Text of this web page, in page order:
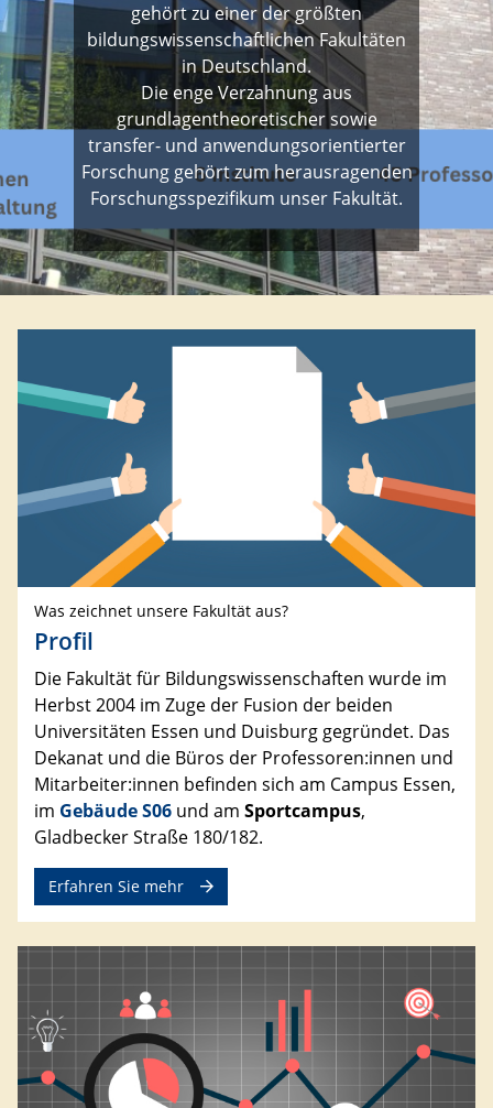
gehört zu einer der größten
bildungswissenschaftlichen Fakultäten
in Deutschland.
Die enge Verzahnung aus
grundlagentheoretischer sowie
transfer- und anwendungsorientierter
Forschung gehört zum herausragenden
Forschungsspezifikum unser Fakultät.
Was zeichnet unsere Fakultät aus?
Profil
Die Fakultät für Bildungswissenschaften wurde im
Herbst 2004 im Zuge der Fusion der beiden
Universitäten Essen und Duisburg gegründet. Das
Dekanat und die Büros der Professoren:innen und
Mitarbeiter:innen befinden sich am Campus Essen,
im Gebäude S06 und am Sportcampus,
Gladbecker Straße 180/182.
Erfahren Sie mehr